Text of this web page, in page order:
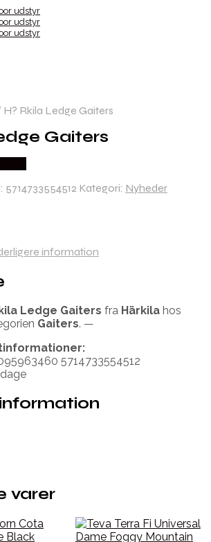
H? Rkila Ledge Gaiters
Gaiters
5714733554512 Kategori: Nyheder
information
Ledge Gaiters fra Härkila hos
Gaiters. —
5714733554512
varer